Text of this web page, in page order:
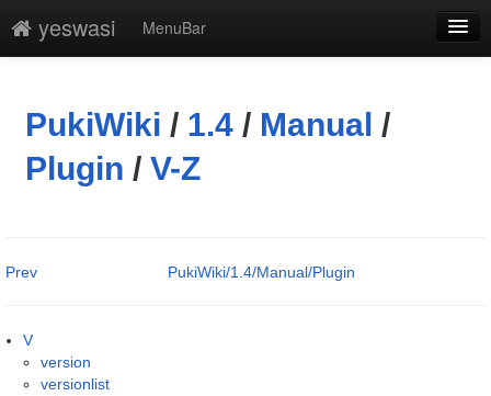
yeswasi
MenuBar
添付
凍結解除
PukiWiki / 1.4 / Manual /
Plugin / V-Z
Prev PukiWiki/1.4/Manual/Plugin
V
version
versionlist